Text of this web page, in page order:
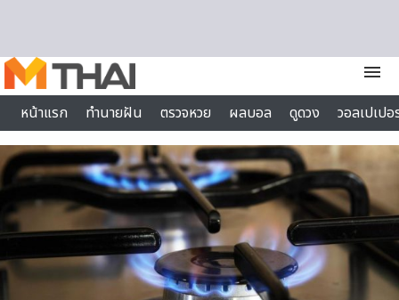
menu
หน้าแรก
ทำนายฝัน ตรวจหวย ผลบอล ดูดวง
วอลเปเป
ไลฟ์สไตล์